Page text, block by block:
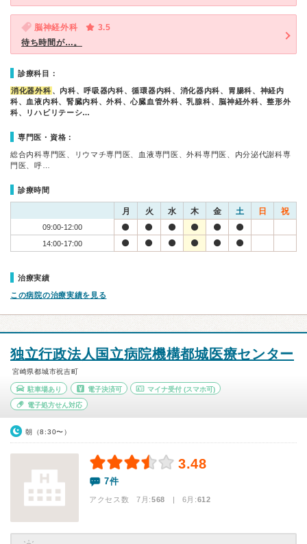
脳神経外科
3.5
待ち時間が…。
診療科目：
消化器外科 、内科、呼吸器内科、循環器内科、消化器内科、胃腸科、神経内
科、血液内科、腎臓内科、外科、心臓血管外科、乳腺科、脳神経外科、整形外
科、リハビリテーシ…
専門医・資格：
総合内科専門医、リウマチ専門医、血液専門医、外科専門医、内分泌代謝科専
門医、呼…
診療時間
月 火 水 木 金 土 日 祝
09:00-12:00
14:00-17:00
治療実績
この病院の治療実績を見る
独立行政法人国立病院機構都城医療センター
宮崎県都城市祝吉町
駐車場あり 電子決済可 マイナ受付 (スマホ可)
電子処方せん対応
朝（8:30〜）
3.48
7件
アクセス数 7月:568 | 6月:612